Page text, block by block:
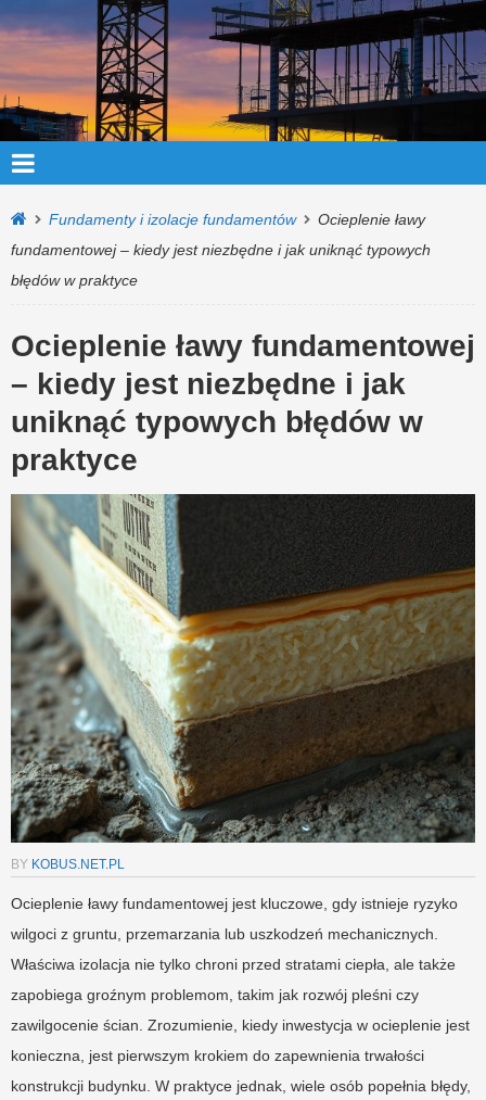
Fundamenty i izolacje fundamentów
Ocieplenie ławy
fundamentowej – kiedy jest niezbędne i jak uniknąć typowych
błędów w praktyce
Ocieplenie ławy fundamentowej
– kiedy jest niezbędne i jak
uniknąć typowych błędów w
praktyce
BY KOBUS.NET.PL
Ocieplenie ławy fundamentowej jest kluczowe, gdy istnieje ryzyko
wilgoci z gruntu, przemarzania lub uszkodzeń mechanicznych.
Właściwa izolacja nie tylko chroni przed stratami ciepła, ale także
zapobiega groźnym problemom, takim jak rozwój pleśni czy
zawilgocenie ścian. Zrozumienie, kiedy inwestycja w ocieplenie jest
konieczna, jest pierwszym krokiem do zapewnienia trwałości
konstrukcji budynku. W praktyce jednak, wiele osób popełnia błędy,